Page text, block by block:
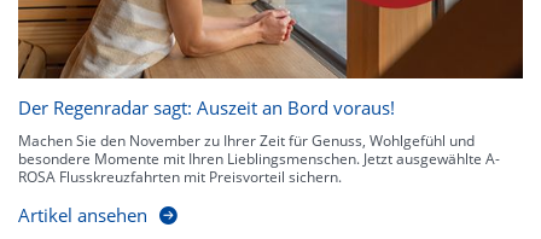
Der Regenradar sagt: Auszeit an Bord voraus!
Machen Sie den November zu Ihrer Zeit für Genuss, Wohlgefühl und
besondere Momente mit Ihren Lieblingsmenschen. Jetzt ausgewählte A-
ROSA Flusskreuzfahrten mit Preisvorteil sichern.
Artikel ansehen